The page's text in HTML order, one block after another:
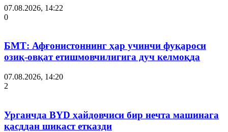
07.08.2026, 14:22
0
БМТ: Афғонистоннинг ҳар учинчи фуқароси
озиқ-овқат етишмовчилигига дуч келмоқда
07.08.2026, 14:20
2
Урганчда BYD ҳайдовчиси бир нечта машинага
қасддан шикаст етказди